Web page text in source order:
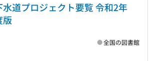
水道プロジェクト要覧 令和2年
版
全国の図書館